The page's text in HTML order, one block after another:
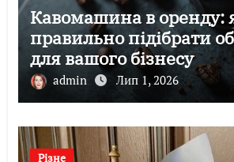
Кавомашина в оренду:
правильно підібрати
для вашого бізнесу
admin Лип 1, 2026
Різне